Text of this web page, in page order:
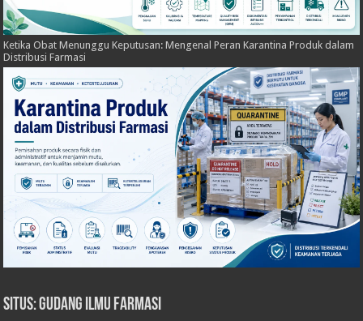
Ketika Obat Menunggu Keputusan: Mengenal Peran Karantina Produk dalam
Distribusi Farmasi
Situs: Gudang Ilmu Farmasi